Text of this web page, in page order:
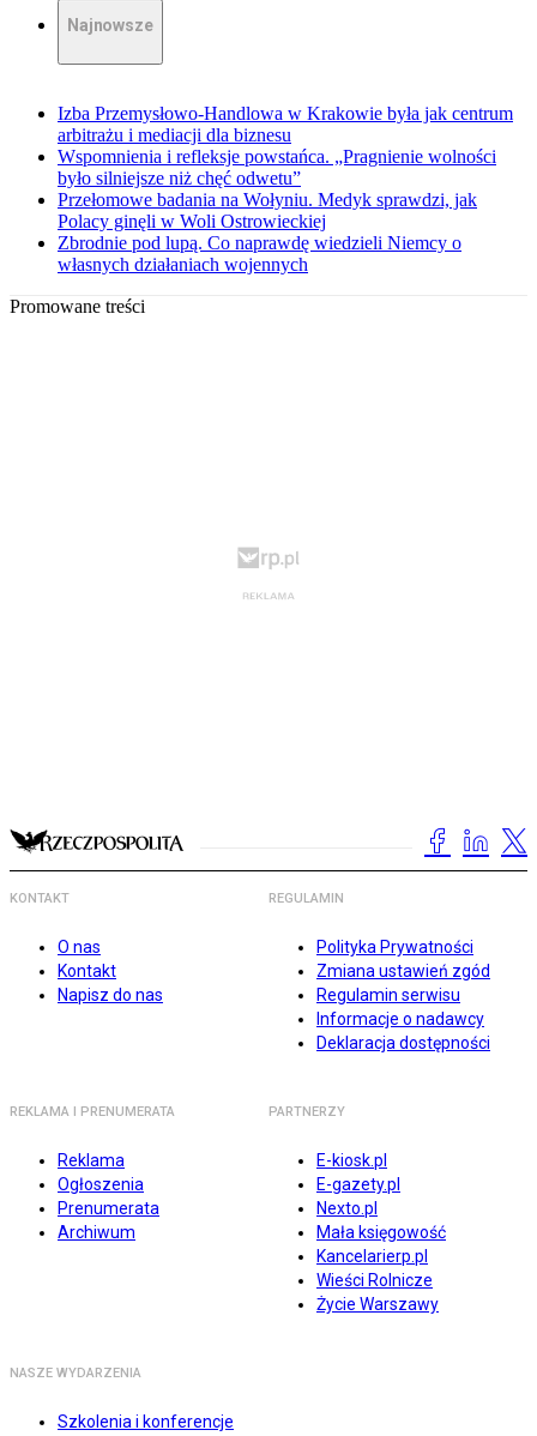
Najnowsze
Izba Przemysłowo-Handlowa w Krakowie była jak centrum
arbitrażu i mediacji dla biznesu
Wspomnienia i refleksje powstańca. „Pragnienie wolności
było silniejsze niż chęć odwetu”
Przełomowe badania na Wołyniu. Medyk sprawdzi, jak
Polacy ginęli w Woli Ostrowieckiej
Zbrodnie pod lupą. Co naprawdę wiedzieli Niemcy o
własnych działaniach wojennych
Promowane treści
KONTAKT
O nas
Kontakt
Napisz do nas
REGULAMIN
Polityka Prywatności
Zmiana ustawień zgód
Regulamin serwisu
Informacje o nadawcy
Deklaracja dostępności
REKLAMA I PRENUMERATA
Reklama
Ogłoszenia
Prenumerata
Archiwum
PARTNERZY
E-kiosk.pl
E-gazety.pl
Nexto.pl
Mała księgowość
Kancelarierp.pl
Wieści Rolnicze
Życie Warszawy
NASZE WYDARZENIA
Szkolenia i konferencje